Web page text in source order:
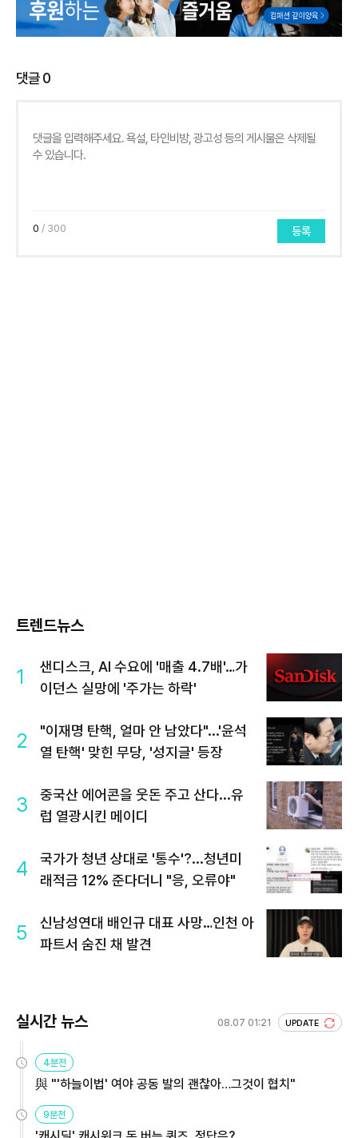
댓글0
0 / 300 등록
트렌드뉴스
1
샌디스크, AI 수요에 '매출 4.7배'…가
이던스 실망에 '주가는 하락'
2
"이재명 탄핵, 얼마 안 남았다"...'윤석
열 탄핵' 맞힌 무당, '성지글' 등장
3
중국산 에어콘을 웃돈 주고 산다...유
럽 열광시킨 메이디
4
국가가 청년 상대로 '통수'?...청년미
래적금 12% 준다더니 "응, 오류야"
5
신남성연대 배인규 대표 사망…인천 아
파트서 숨진 채 발견
실시간 뉴스 08.07 01:21 UPDATE
4분전
與 "'하늘이법' 여야 공동 발의 괜찮아…그것이 협치"
9분전